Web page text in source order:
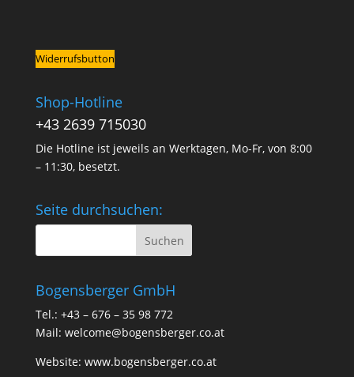
Widerrufsbutton
Shop-Hotline
+43 2639 715030
Die Hotline ist jeweils an Werktagen, Mo-Fr, von 8:00
– 11:30, besetzt.
Seite durchsuchen:
Bogensberger GmbH
Tel.: +43 – 676 – 35 98 772
Mail: welcome@bogensberger.co.at
Website: www.bogensberger.co.at